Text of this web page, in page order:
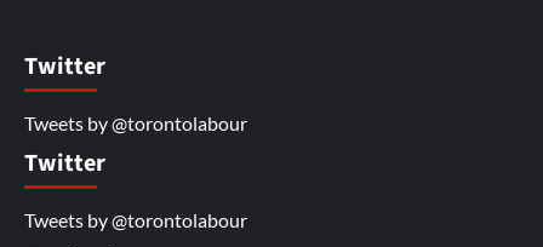
Twitter
Tweets by @torontolabour
Twitter
Tweets by @torontolabour